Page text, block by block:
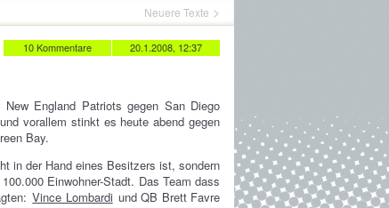
Neuere Texte
20.1.2008, 12:37
10 Kommentare
England Patriots gegen San Diego
vorallem stinkt es heute abend gegen
Bay.
in der Hand eines Besitzers ist, sondern
Einwohner-Stadt. Das Team dass
Vince Lombardi und QB Brett Favre